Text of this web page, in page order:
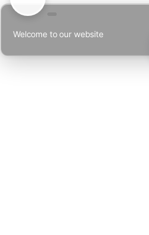
Welcome to our website